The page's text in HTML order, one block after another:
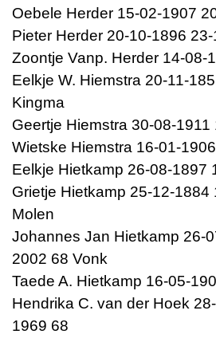
Oebele Herder 15-02-1907
Pieter Herder 20-10-1896
Zoontje Vanp. Herder 14-08-
Eelkje W. Hiemstra 20-11-
Kingma
Geertje Hiemstra 30-08-
Wietske Hiemstra 16-01-
Eelkje Hietkamp 26-08-1897
Grietje Hietkamp 25-12-1884
Molen
Johannes Jan Hietkamp 26-
2002 68 Vonk
Taede A. Hietkamp 16-05-
Hendrika C. van der Hoek
1969 68